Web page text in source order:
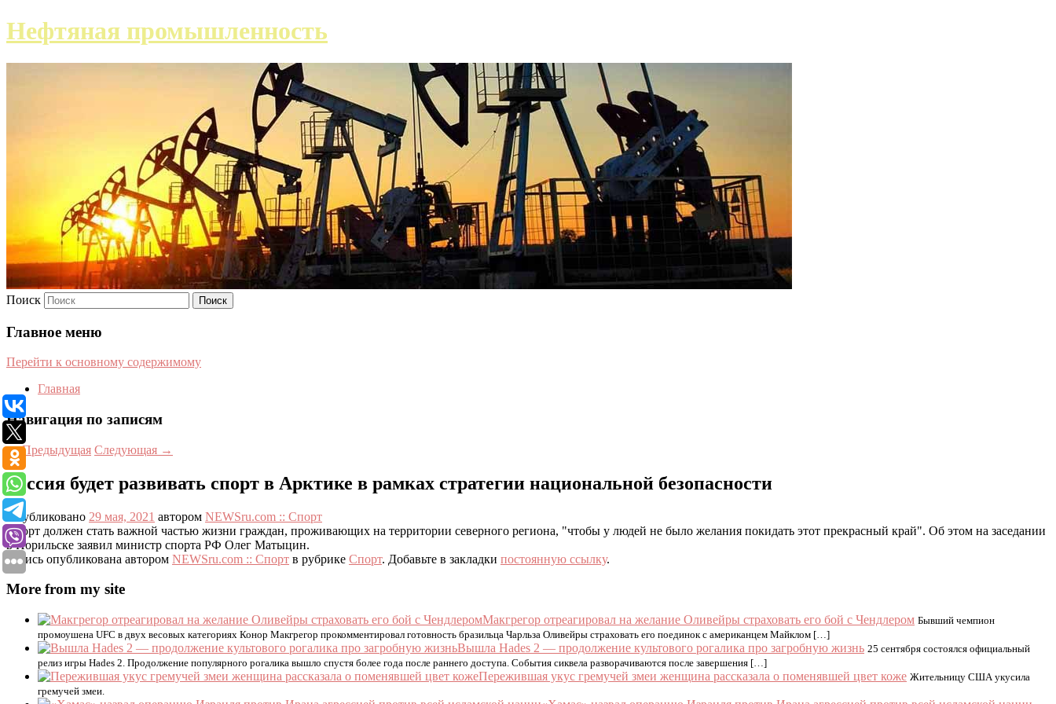
Нефтяная промышленность
Поиск
Главное меню
Перейти к основному содержимому
Главная
Навигация по записям
←Предыдущая Следующая →
Россия будет развивать спорт в Арктике в рамках стратегии национальной безопасности
Опубликовано 29 мая, 2021 автором NEWSru.com :: Спорт
Спорт должен стать важной частью жизни граждан, проживающих на территории северного региона, "чтобы у людей не было желания покидать этот прекрасный край". Об этом на заседании
в Норильске заявил министр спорта РФ Олег Матыцин.
Запись опубликована автором NEWSru.com :: Спорт в рубрике Спорт. Добавьте в закладки постоянную ссылку.
More from my site
Макгрегор отреагировал на желание Оливейры страховать его бой с Чендлером Бывший чемпион
промоушена UFC в двух весовых категориях Конор Макгрегор прокомментировал готовность бразильца Чарльза Оливейры страховать его поединок с американцем Майклом […]
Вышла Hades 2 — продолжение культового рогалика про загробную жизнь 25 сентября состоялся официальный
релиз игры Hades 2. Продолжение популярного рогалика вышло спустя более года после раннего доступа. События сиквела разворачиваются после завершения […]
Пережившая укус гремучей змеи женщина рассказала о поменявшей цвет коже Жительницу США укусила
гремучей змеи.